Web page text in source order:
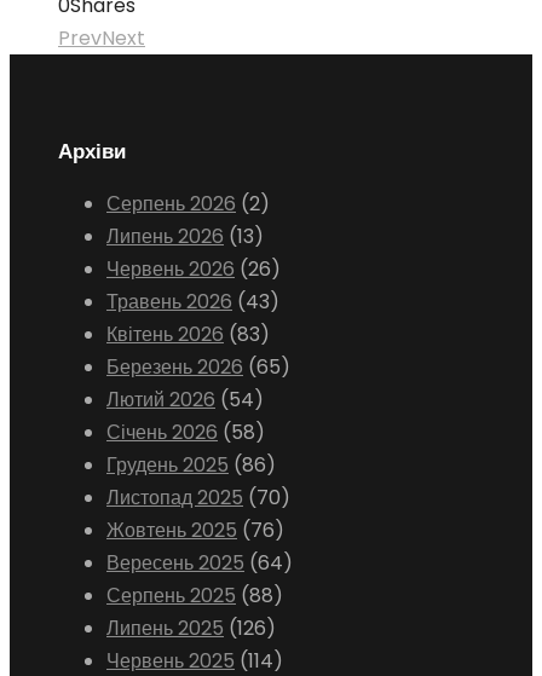
PrevNext
Архіви
Серпень 2026 (2)
Липень 2026 (13)
Червень 2026 (26)
Травень 2026 (43)
Квітень 2026 (83)
Березень 2026 (65)
Лютий 2026 (54)
Січень 2026 (58)
Грудень 2025 (86)
Листопад 2025 (70)
Жовтень 2025 (76)
Вересень 2025 (64)
Серпень 2025 (88)
Липень 2025 (126)
Червень 2025 (114)